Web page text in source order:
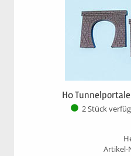
H0
2 Stück
Artikel-